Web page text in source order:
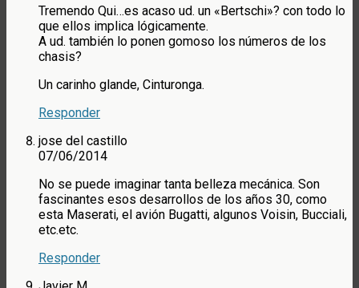
Tremendo Qui…es acaso ud. un «Bertschi»? con todo lo
que ellos implica lógicamente.
A ud. también lo ponen gomoso los números de los
chasis?
Un carinho glande, Cinturonga.
Responder
jose del castillo
07/06/2014
No se puede imaginar tanta belleza mecánica. Son
fascinantes esos desarrollos de los años 30, como
esta Maserati, el avión Bugatti, algunos Voisin, Bucciali,
etc.etc.
Responder